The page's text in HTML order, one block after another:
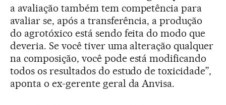
a avaliação também tem competência para
avaliar se, após a transferência, a produção
do agrotóxico está sendo feita do modo que
deveria. Se você tiver uma alteração qualquer
na composição, você pode está modificando
todos os resultados do estudo de toxicidade”,
aponta o ex-gerente geral da Anvisa.